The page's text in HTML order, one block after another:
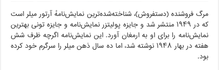
مرگ فروشنده (دستفروش)، شناخته‌شده‌ترین نمایش‌نامهٔ آرتور میلر است
که در ۱۹۴۹ منتشر شد و جایزه پولیتزر نمایش‌نامه و جایزه تونی بهترین
نمایش‌نامه را برای او به ارمغان آورد. این نمایش‌نامه اگرچه ظرف شش
هفته در بهار ۱۹۴۸ نوشته شد، اما ده سال ذهن میلر را سرگرم خود کرده
بود.